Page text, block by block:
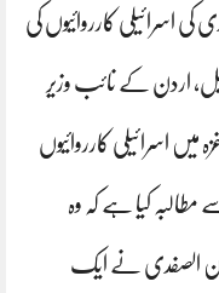
اسرائیلی کارروائیوں کی
اردن کے نائب وزیر
میں اسرائیلی کارروائیوں
کیا ہے کہ وہ
الصفدی نے ایک